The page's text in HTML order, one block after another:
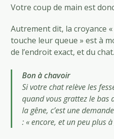
Votre coup de main est
Autrement dit, la croyance
touche leur queue » est à
de l’endroit exact, et du chat.
Bon à chavoir
Si votre chat relève les
quand vous grattez le bas
la gêne, c’est une
: « encore, et un peu plus à